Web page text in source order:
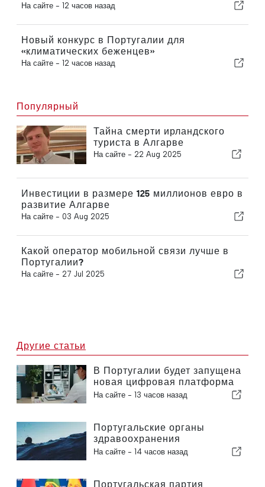
На сайте - 12 часов назад
Новый конкурс в Португалии для
«климатических беженцев»
На сайте - 12 часов назад
Популярный
Тайна смерти ирландского
туриста в Алгарве
На сайте - 22 Aug 2025
Инвестиции в размере 125 миллионов евро в
развитие Алгарве
На сайте - 03 Aug 2025
Какой оператор мобильной связи лучше в
Португалии?
На сайте - 27 Jul 2025
Другие статьи
В Португалии будет запущена
новая цифровая платформа
в сфере здравоохранения
На сайте - 13 часов назад
Португальские органы
здравоохранения
предупреждают об опасности
На сайте - 14 часов назад
Португальская партия